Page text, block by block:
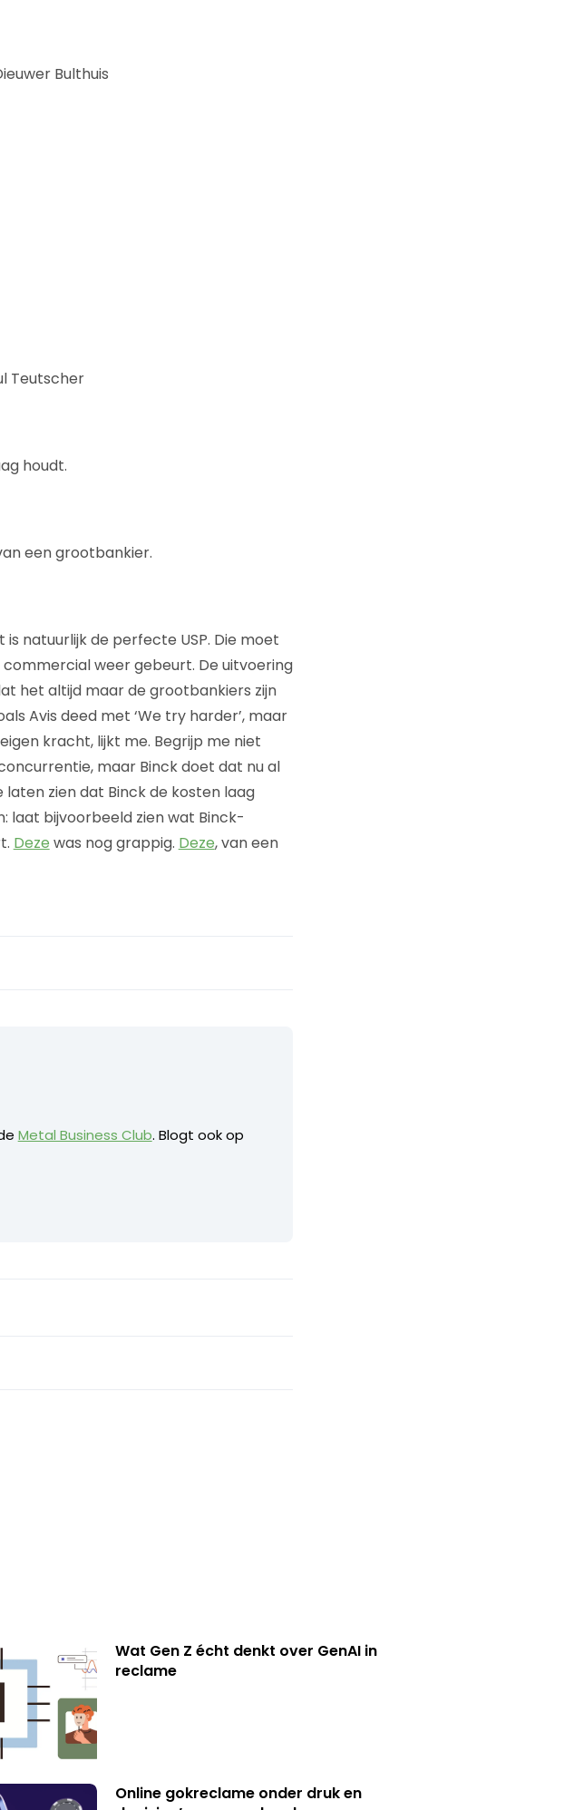
Bulthuis
Teutscher
houdt.
een grootbankier.
natuurlijk de perfecte USP. Die moet
weer gebeurt. De uitvoering
het altijd maar de grootbankiers zijn
Avis deed met ‘We try harder’, maar
kracht, lijkt me. Begrijp me niet
maar Binck doet dat nu al
zien dat Binck de kosten laag
laat bijvoorbeeld zien wat Binck-
Deze was nog grappig. Deze, van een
Metal Business Club. Blogt ook op
Wat Gen Z écht denkt over GenAI in
reclame
Online gokreclame onder druk en